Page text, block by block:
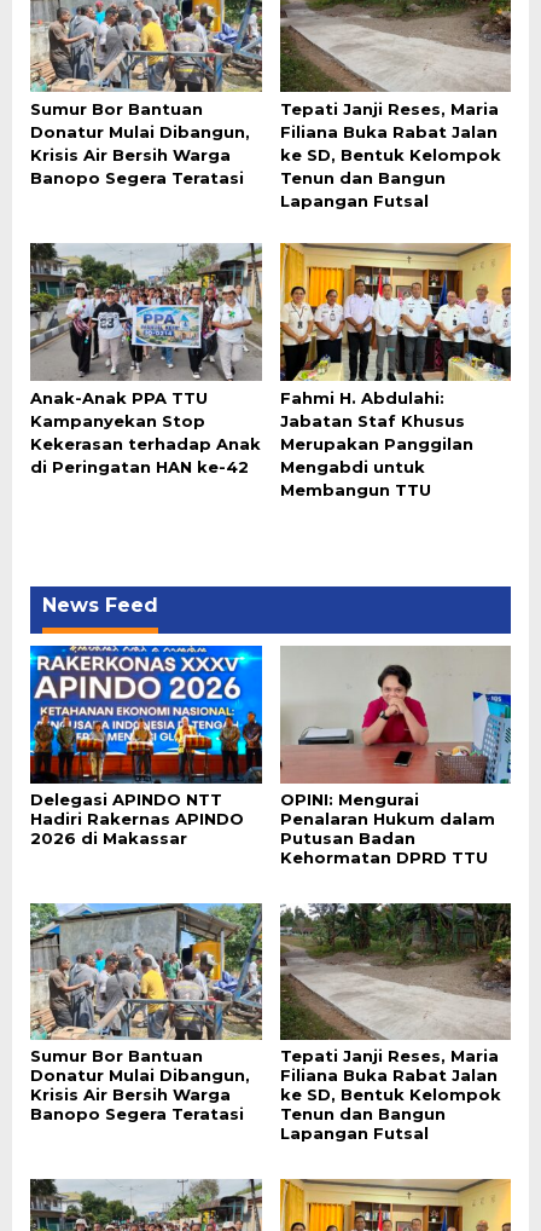
Sumur Bor Bantuan
Donatur Mulai Dibangun,
Krisis Air Bersih Warga
Banopo Segera Teratasi
Tepati Janji Reses, Maria
Filiana Buka Rabat Jalan
ke SD, Bentuk Kelompok
Tenun dan Bangun
Lapangan Futsal
Anak-Anak PPA TTU
Kampanyekan Stop
Kekerasan terhadap Anak
di Peringatan HAN ke-42
Fahmi H. Abdulahi:
Jabatan Staf Khusus
Merupakan Panggilan
Mengabdi untuk
Membangun TTU
News Feed
Delegasi APINDO NTT
Hadiri Rakernas APINDO
2026 di Makassar
OPINI: Mengurai
Penalaran Hukum dalam
Putusan Badan
Kehormatan DPRD TTU
Sumur Bor Bantuan
Donatur Mulai Dibangun,
Krisis Air Bersih Warga
Banopo Segera Teratasi
Tepati Janji Reses, Maria
Filiana Buka Rabat Jalan
ke SD, Bentuk Kelompok
Tenun dan Bangun
Lapangan Futsal